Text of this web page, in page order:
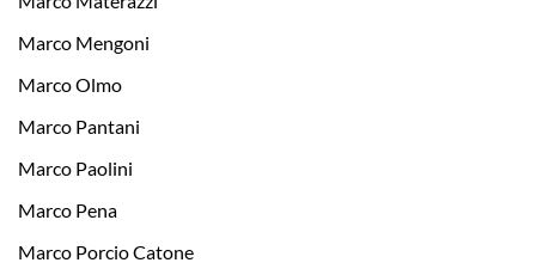
Marco Mengoni
Marco Olmo
Marco Pantani
Marco Paolini
Marco Pena
Marco Porcio Catone